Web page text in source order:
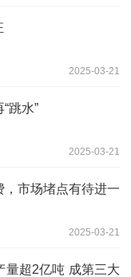
2025-03-21
跳水”
2025-03-21
市场堵点有待进一
2025-03-21
量超2亿吨 成第三大